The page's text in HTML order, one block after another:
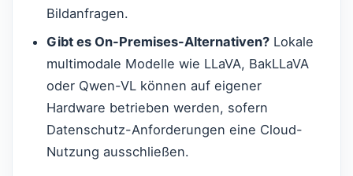
Bildanfragen.
Gibt es On-Premises-Alternativen? Lokale
multimodale Modelle wie LLaVA, BakLLaVA
oder Qwen-VL können auf eigener
Hardware betrieben werden, sofern
Datenschutz-Anforderungen eine Cloud-
Nutzung ausschließen.